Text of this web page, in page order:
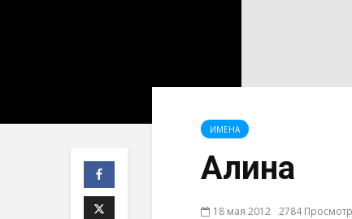
ИМЕНА
Алина
18 мая 2012 2784